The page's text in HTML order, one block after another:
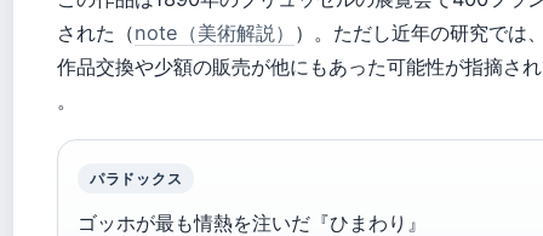
された（note（美術解説） ）。ただし近年の研究では
作品交換や少額の販売が他にもあった可能性が指摘さ
。
パラドックス
ゴッホが最も情熱を注いだ『ひまわり』